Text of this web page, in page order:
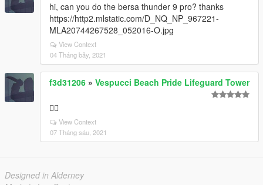
hi, can you do the bersa thunder 9 pro? thanks
https://http2.mlstatic.com/D_NQ_NP_967221-
MLA20744267528_052016-O.jpg
View Context
04 Tháng bảy, 2021
f3d31206 » Vespucci Beach Pride Lifeguard Tower
🏳️‍🌈
View Context
07 Tháng sáu, 2021
Designed in Alderney